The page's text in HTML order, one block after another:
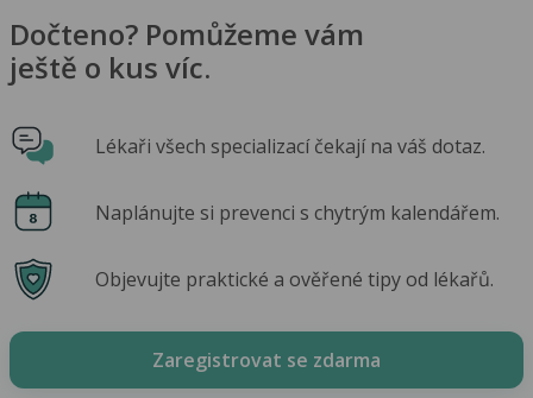
Dočteno? Pomůžeme vám
ještě o kus víc.
Lékaři všech specializací čekají na váš dotaz.
Naplánujte si prevenci s chytrým kalendářem.
Objevujte praktické a ověřené tipy od lékařů.
Zaregistrovat se zdarma